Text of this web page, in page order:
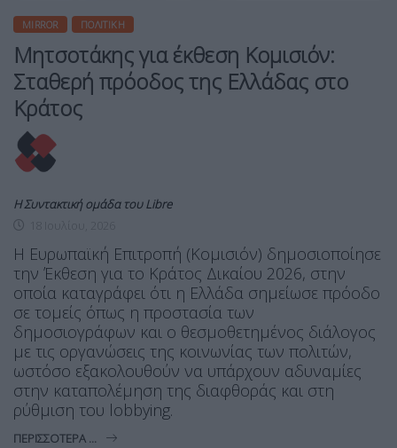
MIRROR ΠΟΛΙΤΙΚΉ
Μητσοτάκης για έκθεση Κομισιόν:
Σταθερή πρόοδος της Ελλάδας στο
Κράτος
Η Συντακτική ομάδα του Libre
Η Ευρωπαϊκή Επιτροπή (Κομισιόν) δημοσιοποίησε
την Έκθεση για το Κράτος Δικαίου 2026, στην
οποία καταγράφει ότι η Ελλάδα σημείωσε πρόοδο
σε τομείς όπως η προστασία των
δημοσιογράφων και ο θεσμοθετημένος διάλογος
με τις οργανώσεις της κοινωνίας των πολιτών,
ωστόσο εξακολουθούν να υπάρχουν αδυναμίες
στην καταπολέμηση της διαφθοράς και στη
ρύθμιση του lobbying.
ΠΕΡΙΣΣΌΤΕΡΑ ...